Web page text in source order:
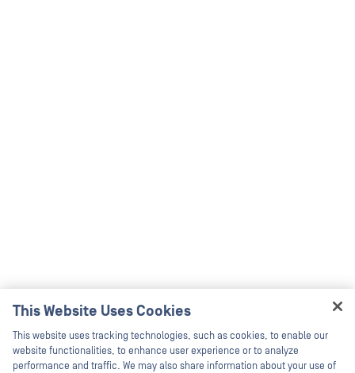
This Website Uses Cookies
This website uses tracking technologies, such as cookies, to enable our
website functionalities, to enhance user experience or to analyze
performance and traffic. We may also share information about your use of
Hey there!
I'm Ozzy, your OPSWAT virtual assistant.
How can I help you secure what's critical